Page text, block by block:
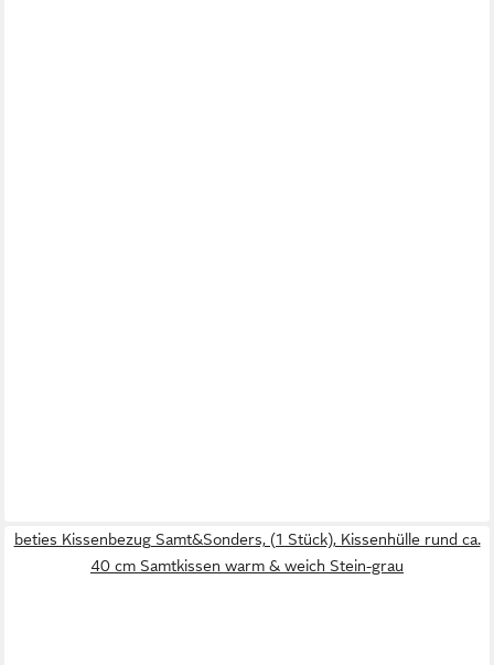
beties Kissenbezug Samt&Sonders, (1 Stück), Kissenhülle rund ca.
40 cm Samtkissen warm & weich Stein-grau